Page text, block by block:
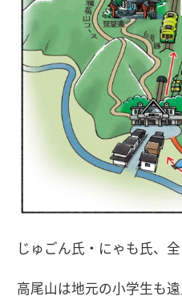
じゅごん氏・にゃも氏、
高尾山は地元の小学生も